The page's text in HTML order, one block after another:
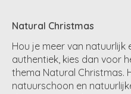
Natural Christmas
Hou je meer van natuurlijk
authentiek, kies dan voor
thema Natural Christmas.
natuurschoon en